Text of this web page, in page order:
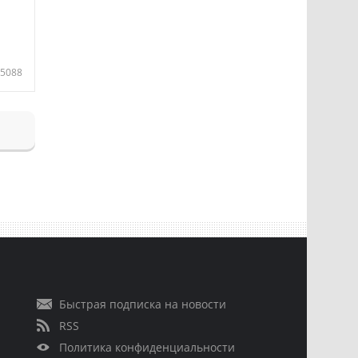
5088
Быстрая подписка на новости
RSS
Политика конфиденциальности